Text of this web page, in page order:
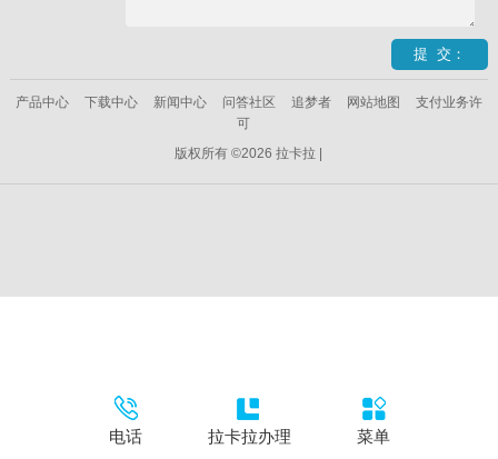
产品中心 下载中心 新闻中心 问答社区 追梦者 网站地图
支付业务许
可
版权所有 ©2026 拉卡拉 |
电话 拉卡拉办理 菜单